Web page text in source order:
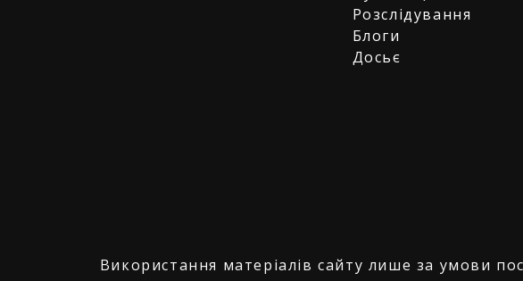
Розслідування
Блоги
Досьє
Використання матеріалів сайту лише за умови